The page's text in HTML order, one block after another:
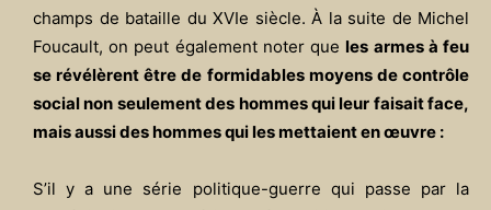
champs de bataille du XVIe siècle. À la suite de Michel
Foucault, on peut également noter que les armes à feu
se révélèrent être de formidables moyens de contrôle
social non seulement des hommes qui leur faisait face,
mais aussi des hommes qui les mettaient en œuvre :
S’il y a une série politique-guerre qui passe par la